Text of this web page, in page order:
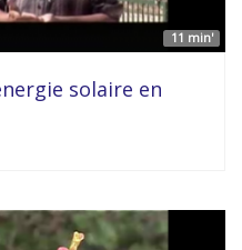
11 min'
solaire en